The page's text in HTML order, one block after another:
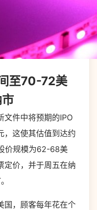
至70-72美
文件中将预期的IPO
，这使其估值到达约
价规模为62-68美
定价，并于周五在纳
国，顾客每年花在个